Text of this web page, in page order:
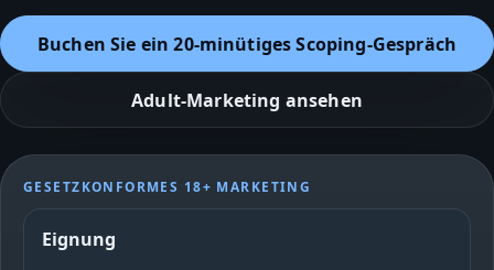
Buchen Sie ein 20‑minütiges Scoping‑Gespräch
Adult-Marketing ansehen
GESETZKONFORMES 18+ MARKETING
Eignung